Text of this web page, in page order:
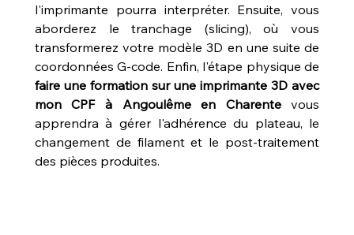
l'imprimante pourra interpréter. Ensuite, vous
aborderez le tranchage (slicing), où vous
transformerez votre modèle 3D en une suite de
faire une formation sur une imprimante 3D avec
mon CPF à Angoulême en Charente vous
apprendra à gérer l'adhérence du plateau, le
changement de filament et le post-traitement
des pièces produites.